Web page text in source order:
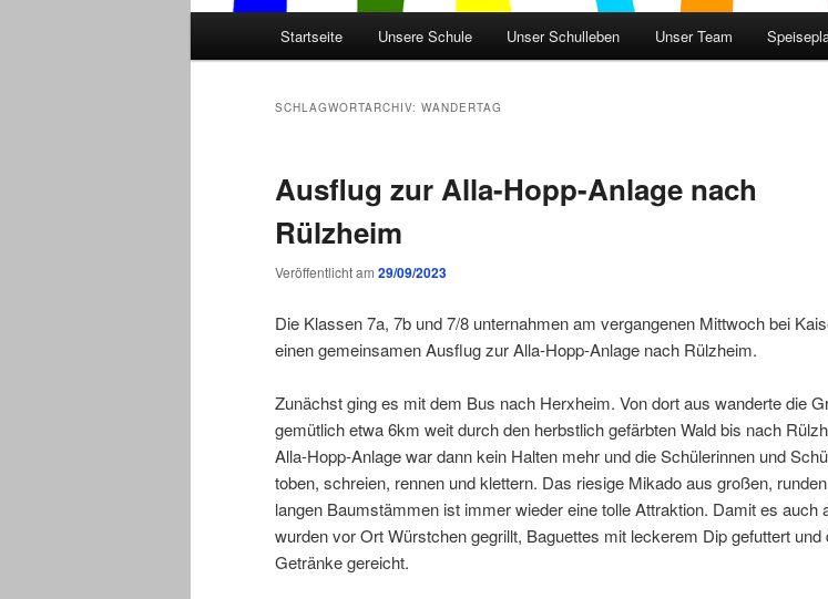
Startseite Unsere Schule Unser Schulleben Unser Team
SCHLAGWORTARCHIV: WANDERTAG
Ausflug zur Alla-Hopp-Anlage nach
Rülzheim
Veröffentlicht am 29/09/2023
Die Klassen 7a, 7b und 7/8 unternahmen am vergangenen Mittwoch bei
einen gemeinsamen Ausflug zur Alla-Hopp-Anlage nach Rülzheim.
Zunächst ging es mit dem Bus nach Herxheim. Von dort aus wanderte die
gemütlich etwa 6km weit durch den herbstlich gefärbten Wald bis nach
Alla-Hopp-Anlage war dann kein Halten mehr und die Schülerinnen und
toben, schreien, rennen und klettern. Das riesige Mikado aus großen,
langen Baumstämmen ist immer wieder eine tolle Attraktion. Damit es auch
wurden vor Ort Würstchen gegrillt, Baguettes mit leckerem Dip gefuttert und
Getränke gereicht.